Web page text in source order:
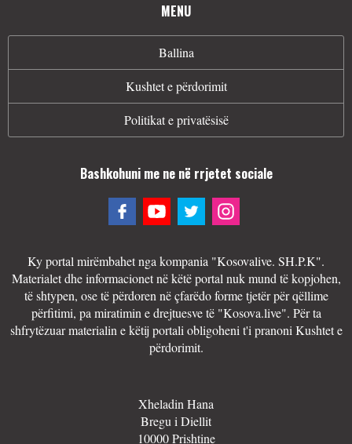
MENU
Ballina
Kushtet e përdorimit
Politikat e privatësisë
Bashkohuni me ne në rrjetet sociale
Ky portal mirëmbahet nga kompania "Kosovalive. SH.P.K".
Materialet dhe informacionet në këtë portal nuk mund të kopjohen,
të shtypen, ose të përdoren në çfarëdo forme tjetër për qëllime
përfitimi, pa miratimin e drejtuesve të "Kosova.live". Për ta
shfrytëzuar materialin e këtij portali obligoheni t'i pranoni Kushtet e
përdorimit.
Xheladin Hana
Bregu i Diellit
10000 Prishtine